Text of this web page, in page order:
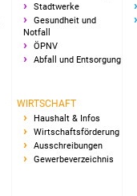
Wirtschaft
Haushalt &
Stadtwerke
Gesundheit und
Notfall
ÖPNV
Abfall und Entsorgung
WIRTSCHAFT
Haushalt & Infos
Wirtschaftsförderung
Ausschreibungen
Gewerbeverzeichnis